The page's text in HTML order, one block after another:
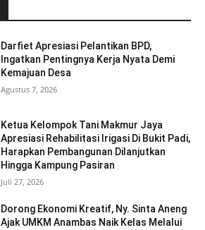
Darfiet Apresiasi Pelantikan BPD,
Ingatkan Pentingnya Kerja Nyata Demi
Kemajuan Desa
Agustus 7, 2026
Ketua Kelompok Tani Makmur Jaya
Apresiasi Rehabilitasi Irigasi Di Bukit Padi,
Harapkan Pembangunan Dilanjutkan
Hingga Kampung Pasiran ‎
Juli 27, 2026
Dorong Ekonomi Kreatif, Ny. Sinta Aneng
‎Ajak UMKM Anambas Naik Kelas Melalui